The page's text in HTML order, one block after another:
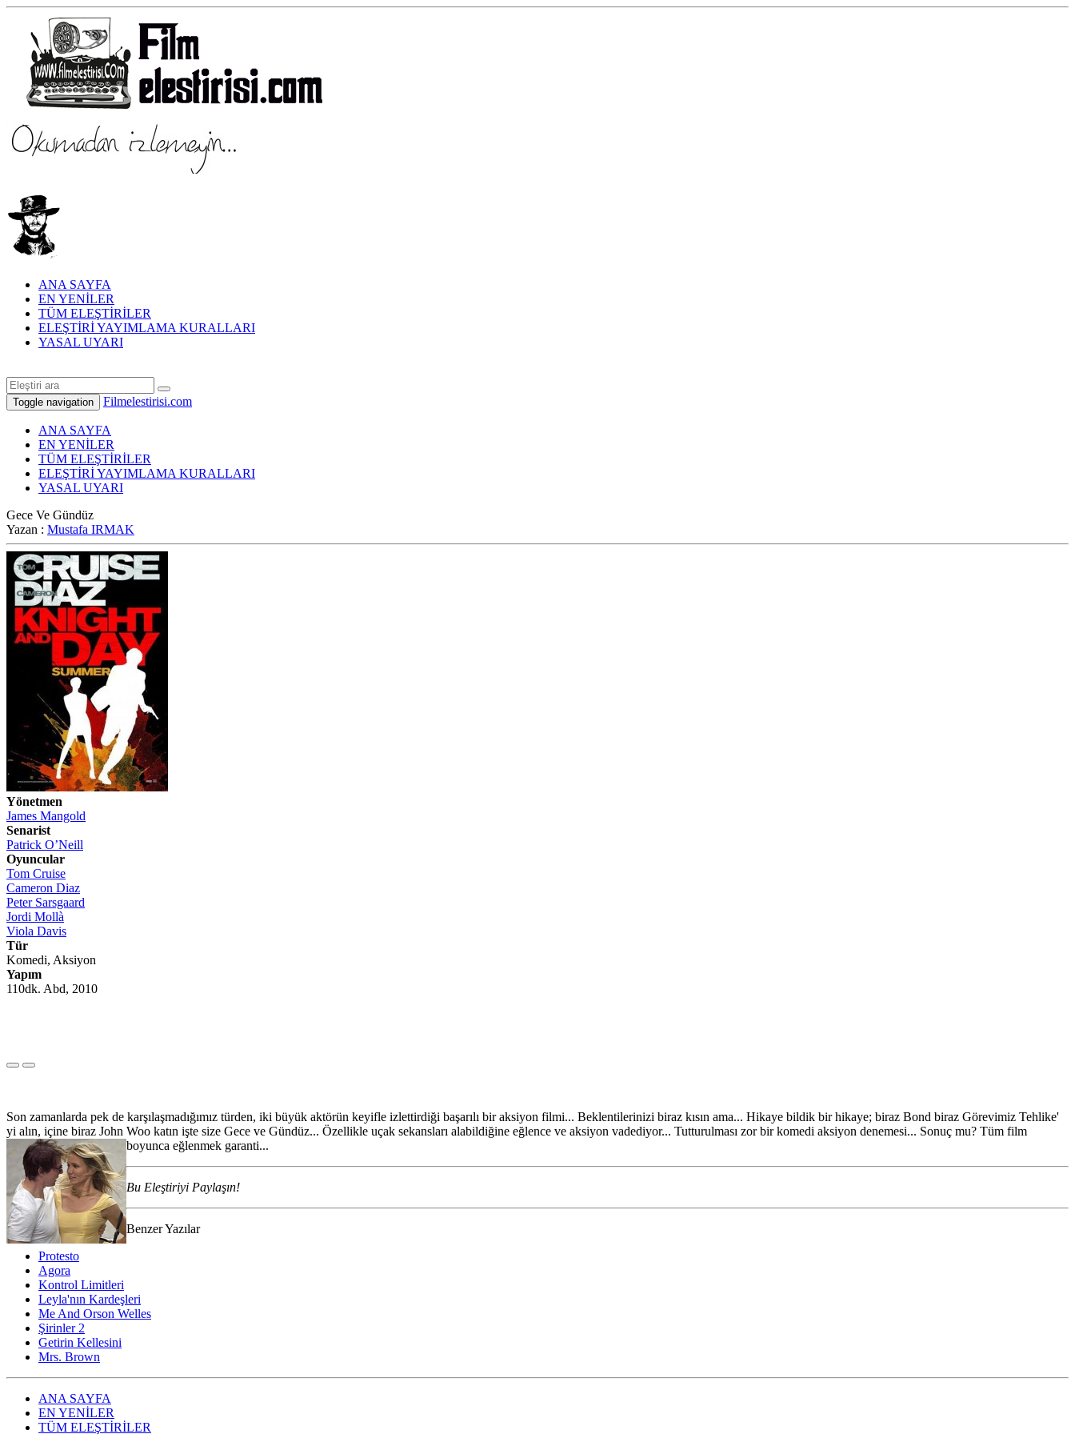
ANA SAYFA
EN YENİLER
TÜM ELEŞTİRİLER
ELEŞTİRİ YAYIMLAMA KURALLARI
YASAL UYARI
Toggle navigation Filmelestirisi.com
ANA SAYFA
EN YENİLER
TÜM ELEŞTİRİLER
ELEŞTİRİ YAYIMLAMA KURALLARI
YASAL UYARI
Gece Ve Gündüz
Yazan : Mustafa IRMAK
Yönetmen
James Mangold
Senarist
Patrick O’Neill
Oyuncular
Tom Cruise
Cameron Diaz
Peter Sarsgaard
Jordi Mollà
Viola Davis
Tür
Komedi, Aksiyon
Yapım
110dk. Abd, 2010
Son zamanlarda pek de karşılaşmadığımız türden, iki büyük aktörün keyifle izlettirdiği başarılı bir aksiyon filmi... Beklentilerinizi biraz kısın ama... Hikaye bildik bir hikaye; biraz Bond biraz Görevimiz Tehlike'
yi alın, içine biraz John Woo katın işte size Gece ve Gündüz... Özellikle uçak sekansları alabildiğine eğlence ve aksiyon vadediyor... Tutturulması zor bir komedi aksiyon denemesi... Sonuç mu? Tüm film
boyunca eğlenmek garanti...
Bu Eleştiriyi Paylaşın!
Benzer Yazılar
Protesto
Agora
Kontrol Limitleri
Leyla'nın Kardeşleri
Me And Orson Welles
Şirinler 2
Getirin Kellesini
Mrs. Brown
ANA SAYFA
EN YENİLER
TÜM ELEŞTİRİLER